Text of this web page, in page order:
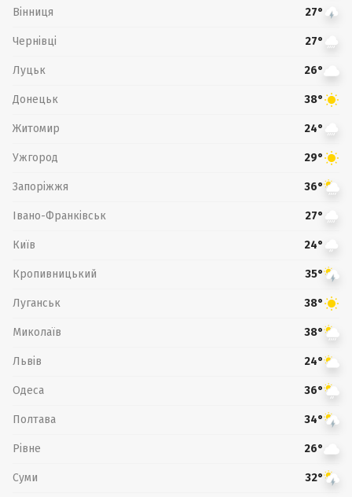
Вінниця 27°
Чернівці 27°
Луцьк 26°
Донецьк 38°
Житомир 24°
Ужгород 29°
Запоріжжя 36°
Івано-Франківськ 27°
Київ 24°
Кропивницький 35°
Луганськ 38°
Миколаїв 38°
Львів 24°
Одеса 36°
Полтава 34°
Рівне 26°
Суми 32°